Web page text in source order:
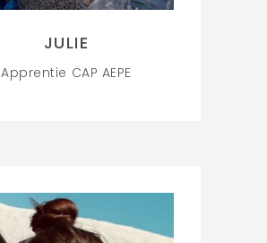
JULIE
Apprentie CAP AEPE